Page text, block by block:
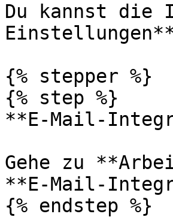
Du kannst die
{% stepper %}
{% step %}
**E-Mail-
Gehe zu
**E-Mail-
{% endstep %}